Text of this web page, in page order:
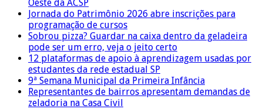
Oeste da ACSP
Jornada do Patrimônio 2026 abre inscrições para
programação de cursos
Sobrou pizza? Guardar na caixa dentro da geladeira
pode ser um erro, veja o jeito certo
12 plataformas de apoio à aprendizagem usadas por
estudantes da rede estadual SP
9ª Semana Municipal da Primeira Infância
Representantes de bairros apresentam demandas de
zeladoria na Casa Civil